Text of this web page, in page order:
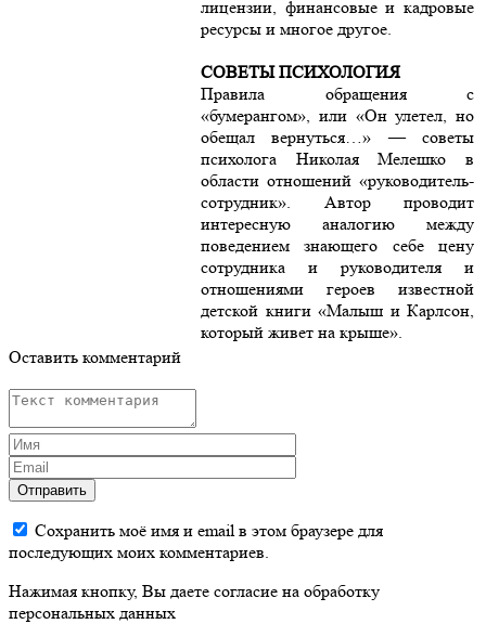
лицензии, финансовые и кадровые
ресурсы и многое другое.
СОВЕТЫ ПСИХОЛОГИЯ
Правила обращения с
«бумерангом», или «Он улетел, но
обещал вернуться…» — советы
психолога Николая Мелешко в
области отношений «руководитель-
сотрудник». Автор проводит
интересную аналогию между
поведением знающего себе цену
сотрудника и руководителя и
отношениями героев известной
детской книги «Малыш и Карлсон,
который живет на крыше».
Оставить комментарий
Отправить
Сохранить моё имя и email в этом браузере для
последующих моих комментариев.
Нажимая кнопку, Вы даете согласие на обработку
персональных данных